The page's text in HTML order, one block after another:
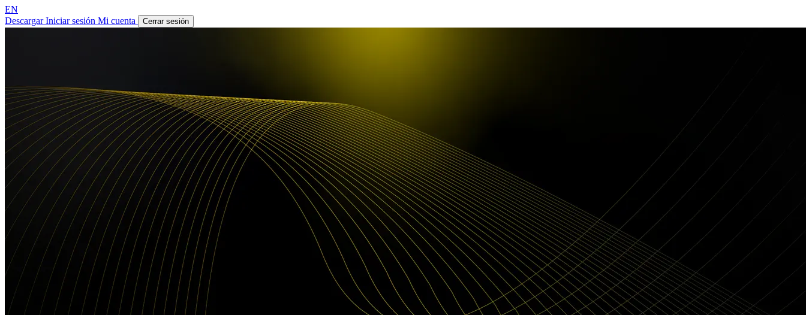
EN
DescargarIniciar sesión Mi cuenta Cerrar sesión